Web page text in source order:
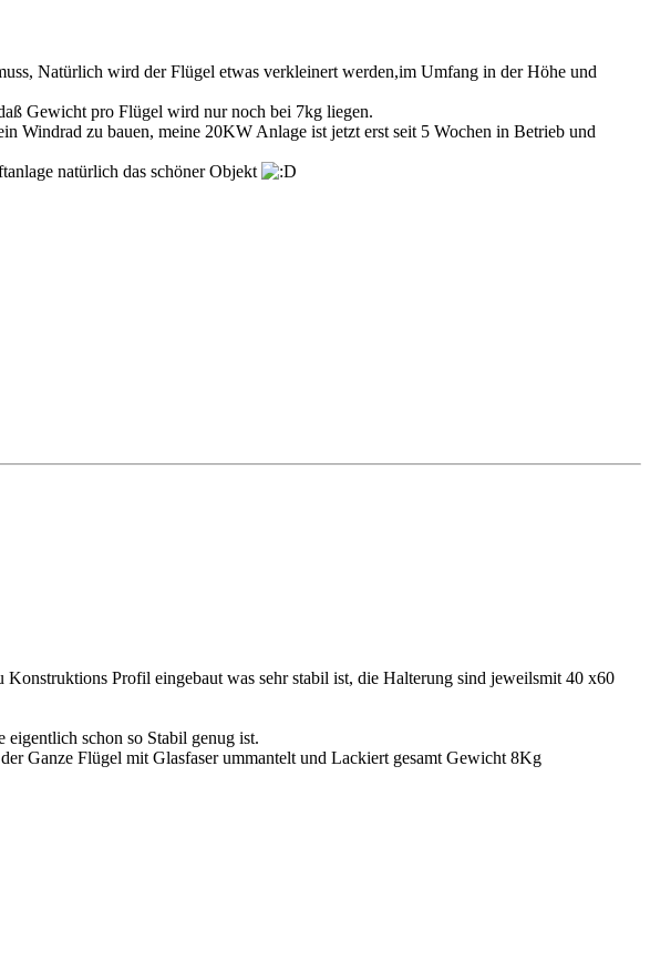
Natürlich wird der Flügel etwas verkleinert werden,im Umfang in der Höhe und
Gewicht pro Flügel wird nur noch bei 7kg liegen.
Windrad zu bauen, meine 20KW Anlage ist jetzt erst seit 5 Wochen in Betrieb und
natürlich das schöner Objekt
Profil eingebaut was sehr stabil ist, die Halterung sind jeweilsmit 40 x60
eigentlich schon so Stabil genug ist.
Ganze Flügel mit Glasfaser ummantelt und Lackiert gesamt Gewicht 8Kg